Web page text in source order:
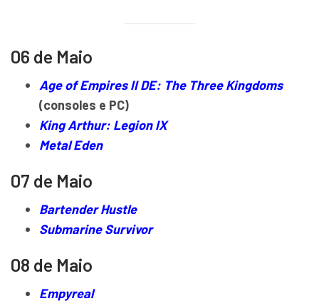
06 de Maio
Age of Empires II DE: The Three Kingdoms
(consoles e PC)
King Arthur: Legion IX
Metal Eden
07 de Maio
Bartender Hustle
Submarine Survivor
08 de Maio
Empyreal